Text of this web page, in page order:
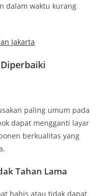
dalam waktu kurang
Jakarta
paling umum pada
dapat mengganti layar
berkualitas yang
Tahan Lama
habis atau tidak dapat